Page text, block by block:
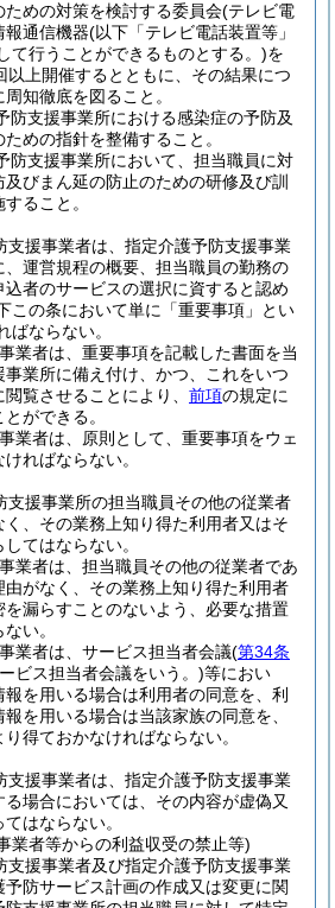
ための対策を検討する委員会(テレビ電
報通信機器(以下「テレビ電話装置等」
て行うことができるものとする。)を
以上開催するとともに、その結果につ
知徹底を図ること。
防支援事業所における感染症の予防及
めの指針を整備すること。
防支援事業所において、担当職員に対
及びまん延の防止のための研修及び訓
ること。
支援事業者は、指定介護予防支援事業
、運営規程の概要、担当職員の勤務の
者のサービスの選択に資すると認め
この条において単に「重要事項」とい
ばならない。
業者は、重要事項を記載した書面を当
業所に備え付け、かつ、これをいつ
覧させることにより、 前項の規定に
ができる。
業者は、原則として、重要事項をウェ
ればならない。
支援事業所の担当職員その他の従業者
、その業務上知り得た利用者又はそ
てはならない。
業者は、担当職員その他の従業者であ
由がなく、その業務上知り得た利用者
を漏らすことのないよう、必要な措置
い。
業者は、サービス担当者会議(第34条
ビス担当者会議をいう。)等におい
を用いる場合は利用者の同意を、利
を用いる場合は当該家族の同意を、
得ておかなければならない。
支援事業者は、指定介護予防支援事業
場合においては、その内容が虚偽又
はならない。
業者等からの利益収受の禁止等)
支援事業者及び指定介護予防支援事業
防サービス計画の作成又は変更に関